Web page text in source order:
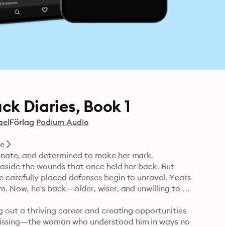
Diaries, Book 1
Förlag Podium Audio
and determined to make her mark.
the wounds that once held her back. But
placed defenses begin to unravel. Years
Now, he's back—older, wiser, and unwilling to
out a thriving career and creating opportunities
woman who understood him in ways no